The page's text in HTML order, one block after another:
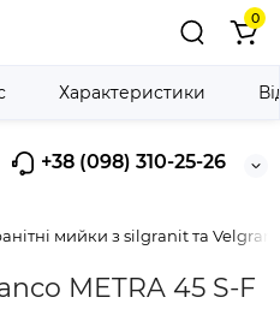
+38 (098) 310-25-26
0
мийки з silgranit та
METRA 45 S-F
Характеристики